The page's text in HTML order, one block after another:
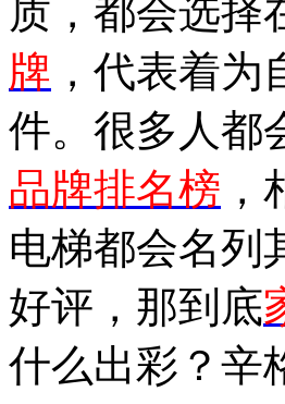
质，都会选择
牌 ，代表着
件。很多人都
品牌排名榜
电梯都会名列
好评，那到底
什么出彩？辛